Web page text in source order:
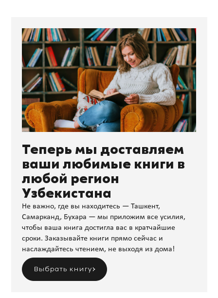
Теперь мы доставляем
ваши любимые книги в
любой регион
Узбекистана
Не важно, где вы находитесь — Ташкент,
Самарканд, Бухара — мы приложим все усилия,
чтобы ваша книга достигла вас в кратчайшие
сроки. Заказывайте книги прямо сейчас и
наслаждайтесь чтением, не выходя из дома!
Выбрать книгу